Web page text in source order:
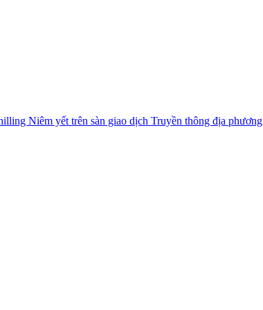
Niêm yết trên sàn giao dịch Truyền thông địa phương